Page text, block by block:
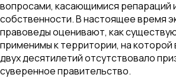
вопросами, касающимися репараций
собственности. В настоящее время
правоведы оценивают, как
применимы к территории, на которой
двух десятилетий отсутствовало
суверенное правительство.